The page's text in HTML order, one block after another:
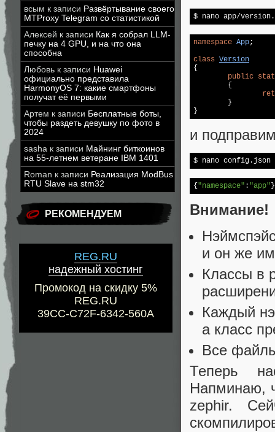
всым к записи Развёртывание своего
MTProxy Telegram со статистикой
Алексей к записи Как я собрал LLM-
печку на 4 GPU, и на что она
способна
Любовь к записи Huawei
официально представила
HarmonyOS 7: какие смартфоны
получат её первыми
Артем к записи Бесплатные боты,
чтобы раздеть девушку по фото в
2024
sasha к записи Майнинг биткоинов
на 55-летнем ветеране IBM 1401
Roman к записи Реализация ModBus
RTU Slave на stm32
РЕКОМЕНДУЕМ
REG.RU
надежный хостинг
Промокод на скидку 5%
REG.RU
39CC-C72F-6342-560A
namespace App;
class Version
{
public
{
и
{ "namespace" : "app"
Внимание!
и он же
Классы в
Каждый
а класс
Все
Теперь
Напминаю,
zephir.